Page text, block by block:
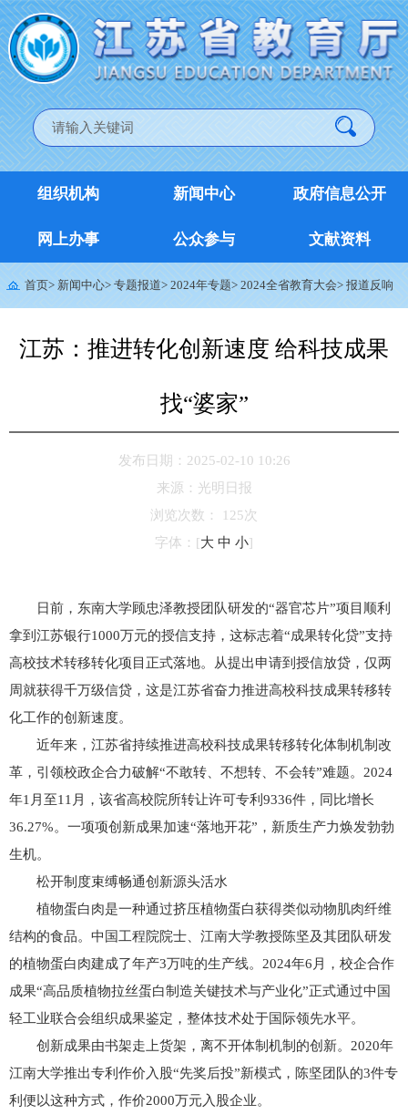
组织机构 新闻中心 政府信息公开
网上办事 公众参与 文献资料
首页> 新闻中心> 专题报道> 2024年专题> 2024全省教育大会> 报道反响
江苏：推进转化创新速度 给科技成果
找“婆家”
发布日期：2025-02-10 10:26
来源： 光明日报
浏览次数：
125次
字体： [大 中 小]
日前，东南大学顾忠泽教授团队研发的“器官芯片”项目顺利
拿到江苏银行1000万元的授信支持，这标志着“成果转化贷”支持
高校技术转移转化项目正式落地。从提出申请到授信放贷，仅两
周就获得千万级信贷，这是江苏省奋力推进高校科技成果转移转
化工作的创新速度。
近年来，江苏省持续推进高校科技成果转移转化体制机制改
革，引领校政企合力破解“不敢转、不想转、不会转”难题。2024
年1月至11月，该省高校院所转让许可专利9336件，同比增长
36.27%。一项项创新成果加速“落地开花”，新质生产力焕发勃勃
生机。
松开制度束缚畅通创新源头活水
植物蛋白肉是一种通过挤压植物蛋白获得类似动物肌肉纤维
结构的食品。中国工程院院士、江南大学教授陈坚及其团队研发
的植物蛋白肉建成了年产3万吨的生产线。2024年6月，校企合作
成果“高品质植物拉丝蛋白制造关键技术与产业化”正式通过中国
轻工业联合会组织成果鉴定，整体技术处于国际领先水平。
创新成果由书架走上货架，离不开体制机制的创新。2020年
江南大学推出专利作价入股“先奖后投”新模式，陈坚团队的3件专
利便以这种方式，作价2000万元入股企业。